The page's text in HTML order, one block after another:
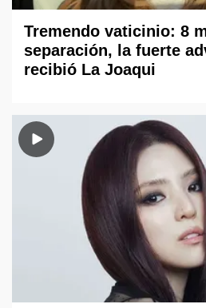
Tremendo vaticinio: 8
separación, la fuerte
recibió La Joaqui